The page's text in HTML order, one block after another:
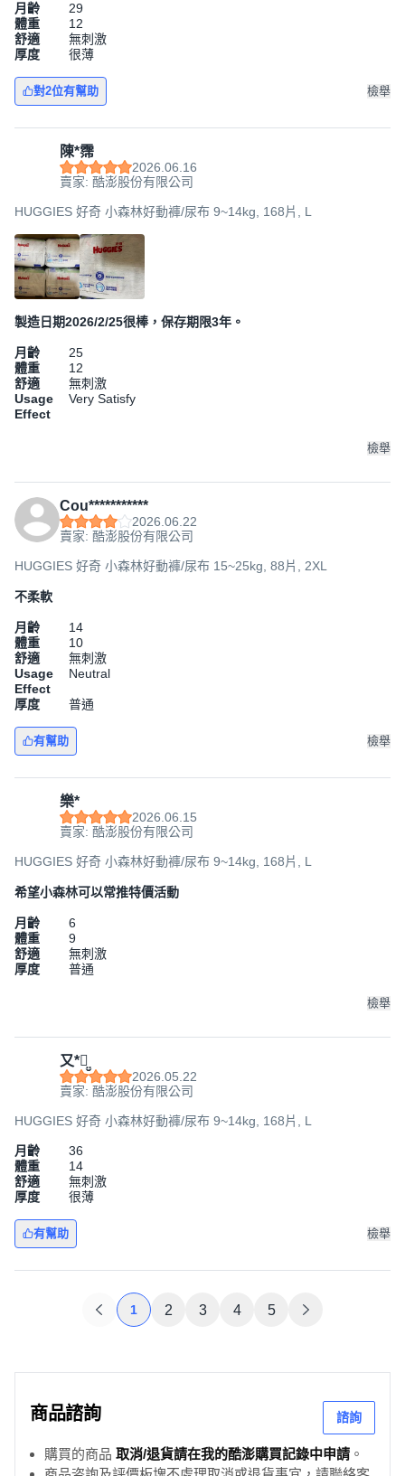
月齡
29
體重
12
舒適
無刺激
厚度
很薄
對2位有幫助 檢舉
陳*霈
2026.06.16
賣家: 酷澎股份有限公司
HUGGIES 好奇 小森林好動褲/尿布 9~14kg, 168片, L
製造日期2026/2/25很棒，保存期限3年。
月齡
25
體重
12
舒適
無刺激
Usage
Effect
Very Satisfy
檢舉
Cou***********
2026.06.22
賣家: 酷澎股份有限公司
HUGGIES 好奇 小森林好動褲/尿布 15~25kg, 88片, 2XL
不柔軟
月齡
14
體重
10
舒適
無刺激
Usage
Effect
Neutral
厚度 普通
有幫助 檢舉
樂*
2026.06.15
賣家: 酷澎股份有限公司
HUGGIES 好奇 小森林好動褲/尿布 9~14kg, 168片, L
希望小森林可以常推特價活動
月齡
6
體重
9
舒適
無刺激
厚度
普通
檢舉
又*⺣̤̬
2026.05.22
賣家: 酷澎股份有限公司
HUGGIES 好奇 小森林好動褲/尿布 9~14kg, 168片, L
月齡
36
體重
14
舒適
無刺激
厚度
很薄
有幫助 檢舉
1 2 3 4 5
商品諮詢 諮詢
購買的商品 取消/退貨請在我的酷澎購買記錄中申請 。